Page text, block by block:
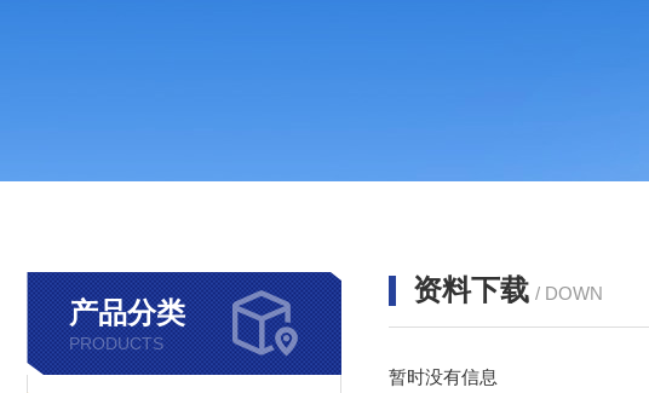
产品分类
PRODUCTS
资料下载 / DOWN
暂时没有信息